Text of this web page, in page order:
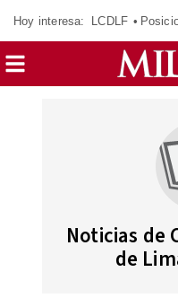
Hoy interesa: LCDLF
Noticias de
de